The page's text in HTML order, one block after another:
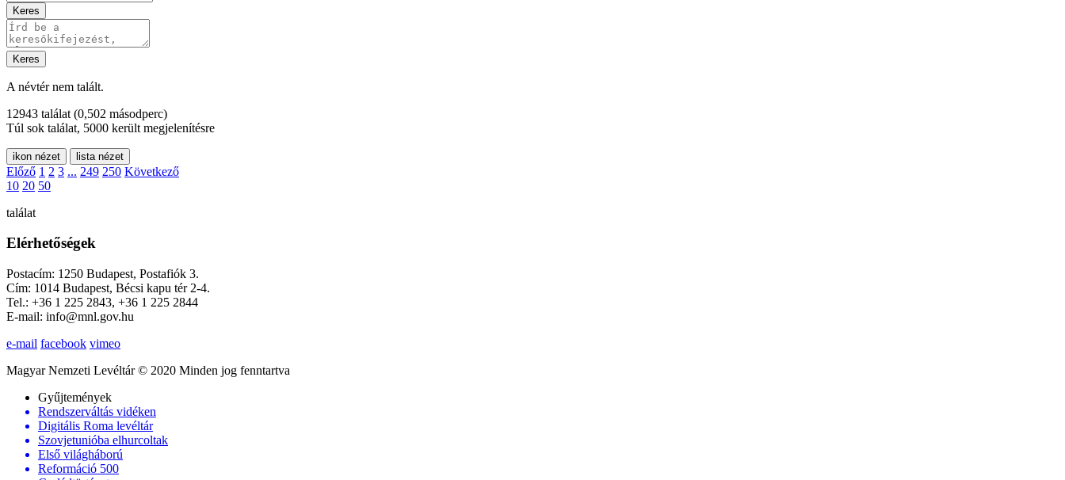
Keres
Keres
A névtér nem talált.
12943 találat (0,502 másodperc)
Túl sok találat, 5000 került megjelenítésre
ikon nézet lista nézet
Előző 1 2 3 ... 249 250 Következő
10 20 50
találat
Elérhetőségek
Postacím: 1250 Budapest, Postafiók 3.
Cím: 1014 Budapest, Bécsi kapu tér 2-4.
Tel.: +36 1 225 2843, +36 1 225 2844
E-mail: info@mnl.gov.hu
e-mail facebook vimeo
Magyar Nemzeti Levéltár © 2020 Minden jog fenntartva
Gyűjtemények
Rendszerváltás vidéken
Digitális Roma levéltár
Szovjetunióba elhurcoltak
Első világháború
Reformáció 500